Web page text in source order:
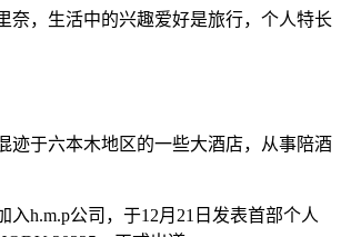
奈，生活中的兴趣爱好是旅行，个人特长
迹于六本木地区的一些大酒店，从事陪酒
入h.m.p公司，于12月21日发表首部个人